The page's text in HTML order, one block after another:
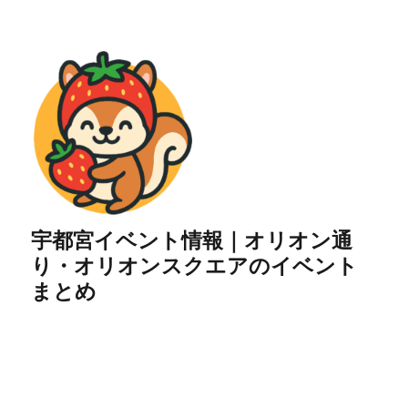
宇都宮イベント情報｜オリオン通
り・オリオンスクエアのイベント
まとめ